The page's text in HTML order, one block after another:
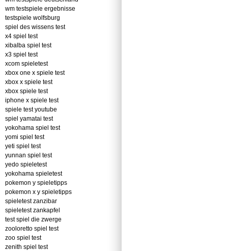
wm testspiele ergebnisse
testspiele wolfsburg
spiel des wissens test
x4 spiel test
xibalba spiel test
x3 spiel test
xcom spieletest
xbox one x spiele test
xbox x spiele test
xbox spiele test
iphone x spiele test
spiele test youtube
spiel yamatai test
yokohama spiel test
yomi spiel test
yeti spiel test
yunnan spiel test
yedo spieletest
yokohama spieletest
pokemon y spieletipps
pokemon x y spieletipps
spieletest zanzibar
spieletest zankapfel
test spiel die zwerge
zooloretto spiel test
zoo spiel test
zenith spiel test